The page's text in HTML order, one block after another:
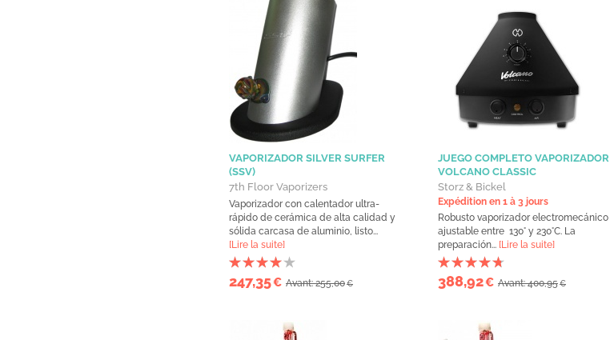
VAPORIZADOR SILVER SURFER
(SSV)
7th Floor Vaporizers
Vaporizador con calentador ultra-
rápido de cerámica de alta calidad y
sólida carcasa de aluminio, listo...
[Lire la suite]
247,35€ Avant: 255,00€
JUEGO COMPLETO VAPORIZADOR
VOLCANO CLASSIC
Storz & Bickel
Expédition en 1 à 3 jours
Robusto vaporizador electromecánico
ajustable entre 130° y 230°C . La
preparación... [Lire la suite]
388,92€ Avant: 400,95€